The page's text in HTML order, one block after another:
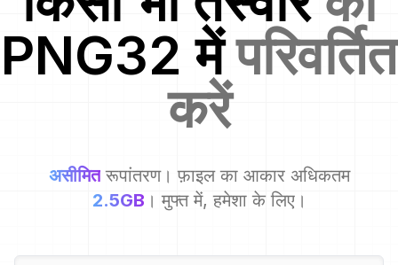
PNG32 मेंपरिवर्तित
करें
असीमित रूपांतरण। फ़ाइल का आकार अधिकतम
2.5GB । मुफ्त में, हमेशा के लिए।